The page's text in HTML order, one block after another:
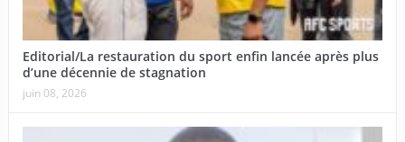
Editorial/La restauration du sport enfin lancée après plus
d’une décennie de stagnation
juin 08, 2026